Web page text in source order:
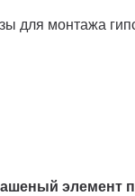
для монтажа
элемент